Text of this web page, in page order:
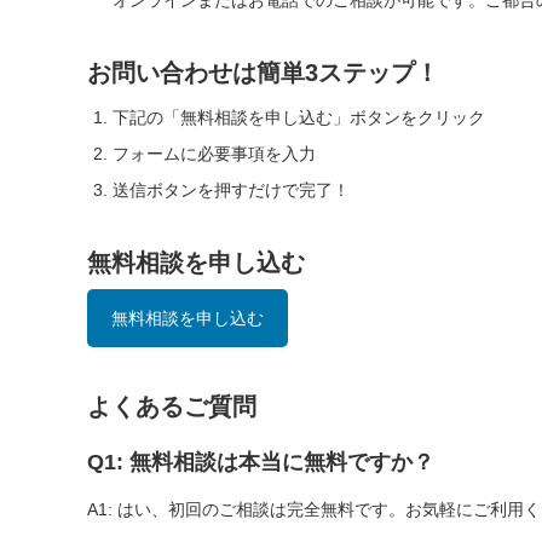
お問い合わせは簡単3ステップ！
下記の「無料相談を申し込む」ボタンをクリック
フォームに必要事項を入力
送信ボタンを押すだけで完了！
無料相談を申し込む
無料相談を申し込む
よくあるご質問
Q1: 無料相談は本当に無料ですか？
A1: はい、初回のご相談は完全無料です。お気軽にご利用く